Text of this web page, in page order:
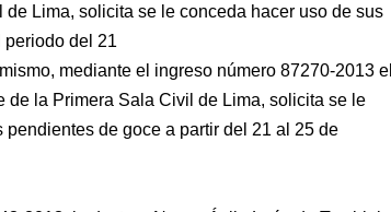
Lima, solicita se le conceda hacer uso de sus
del 21
mediante el ingreso número 87270-2013 el
de la Primera Sala Civil de Lima, solicita se le
de goce a partir del 21 al 25 de